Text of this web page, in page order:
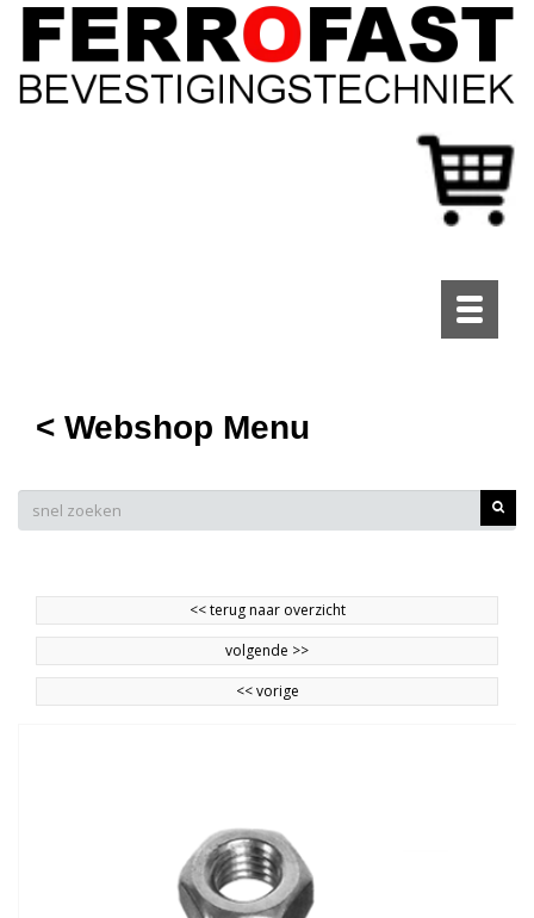
Toggle
< Webshop Menu
<<terug naar overzicht
volgende >>
<<vorige